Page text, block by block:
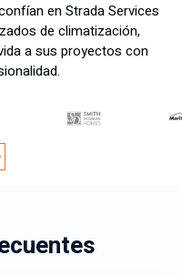
en Strada Services
de climatización,
a sus proyectos con